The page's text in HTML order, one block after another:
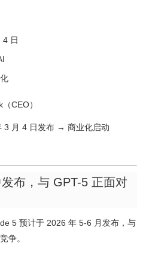
4 日
CEO）
3 月 4 日发布 → 商业化启动
布，与 GPT-5 正面对
5 预计于 2026 年 5-6 月发布，与
争。